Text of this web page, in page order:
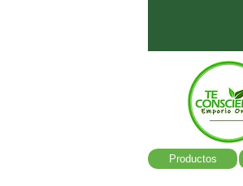
Productos